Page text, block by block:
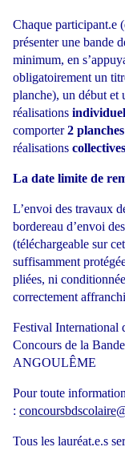
Chaque participant.e
présenter une bande
minimum, en
obligatoirement un
planche), un début et
réalisations
comporter2 planches
réalisations collectives
La date limite de
L’envoi des travaux
bordereau d’envoi
(téléchargeable sur
suffisamment
pliées, ni
correctement
Festival International
Concours de la
ANGOULÊME
Pour toute
:
Tous les lauréat.e.s